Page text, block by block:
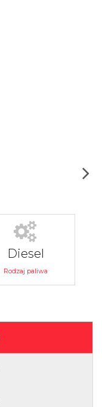
Diesel
Rodzaj paliwa